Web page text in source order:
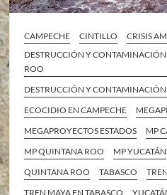
CAMPECHE CINTILLO
CRISIS
DESTRUCCIÓN Y
ROO
DESTRUCCIÓN Y
ECOCIDIO EN CAMPECHE
MEGAPROYECTOS ESTADOS
MP
MP QUINTANA ROO
MP YUCATÁN
QUINTANA ROO
TABASCO
TREN MAYA EN TABASCO